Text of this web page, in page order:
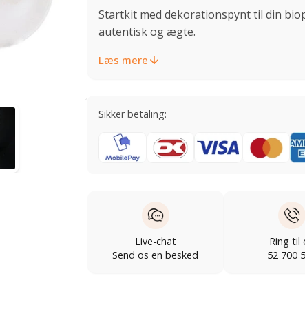
Startkit med dekorationspynt til din
autentisk og ægte.
Læs mere
Sikker betaling:
Live-chat
Send os en besked
Ring til
52 700